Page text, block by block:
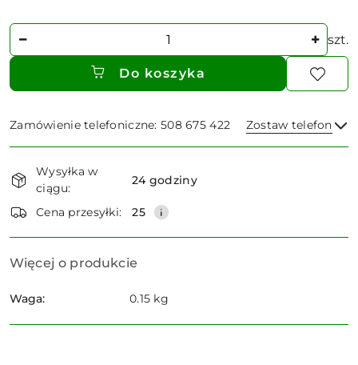
Ilość szt.
Do koszyka
Zamówienie telefoniczne: 508 675 422 Zostaw telefon
i
dostawa
Wysyłka w
ciągu:
24 godziny
Cena przesyłki: 25
Więcej o produkcie
Waga: 0.15 kg